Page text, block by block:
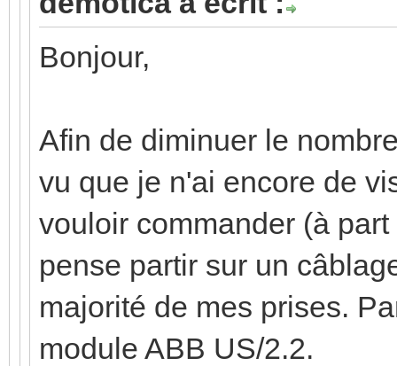
Bonjour,
Afin de diminuer le
vu que je n'ai encore de
vouloir commander (à
pense partir sur un
majorité de mes prises.
module ABB US/2.2.